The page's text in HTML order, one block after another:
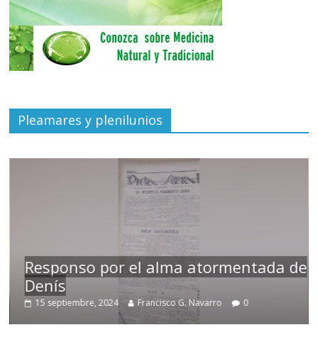
Pleamares y plenilunios
Responso por el alma atormentada de
Denís
15 septiembre, 2024 Francisco G. Navarro 0